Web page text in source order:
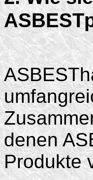
denen
Produkte